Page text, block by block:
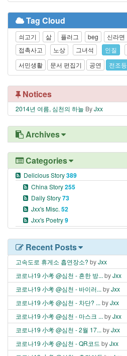
Tag Cloud
쇠고기 삶 플러그 beg 신라면
접촉사고
노상 그녀석 인질
서민생활
문서 편집기 공연 전조등
Notices
2014년 여름, 심천의 하늘 ByJxx
Archives
Categories
Delicious Story389
China Story255
Daily Story73
Jxx's Misc. 52
Jxx's Poetry9
Recent Posts
고속도로 휴게소 흡연장소? byJxx
코로나19 小考 @심천 - 흔한 방... byJxx
코로나19 小考 @심천 - 바이러... byJxx
코로나19 小考 @심천 - 차단? ... byJxx
코로나19 小考 @심천 - 마스크 ... byJxx
코로나19 小考 @심천 - 2월 17... byJxx
코로나19 小考 @심천 - QR코드 byJxx